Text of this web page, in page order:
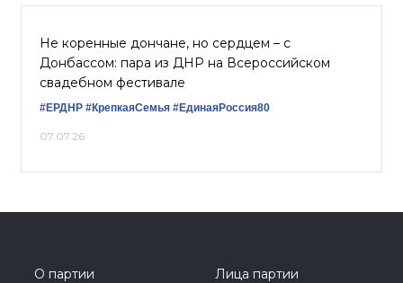
Не коренные дончане, но сердцем – с
Донбассом: пара из ДНР на Всероссийском
свадебном фестивале
#ЕРДНР #КрепкаяСемья #ЕдинаяРоссия80
07.07.26
О партии
Лица партии